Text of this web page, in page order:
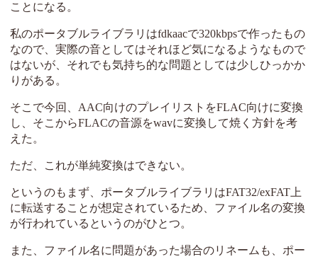
ことになる。
私のポータブルライブラリはfdkaacで320kbpsで作ったもの
なので、実際の音としてはそれほど気になるようなもので
はないが、それでも気持ち的な問題としては少しひっかか
りがある。
そこで今回、AAC向けのプレイリストをFLAC向けに変換
し、そこからFLACの音源をwavに変換して焼く方針を考
えた。
ただ、これが単純変換はできない。
というのもまず、ポータブルライブラリはFAT32/exFAT上
に転送することが想定されているため、ファイル名の変換
が行われているというのがひとつ。
また、ファイル名に問題があった場合のリネームも、ポー